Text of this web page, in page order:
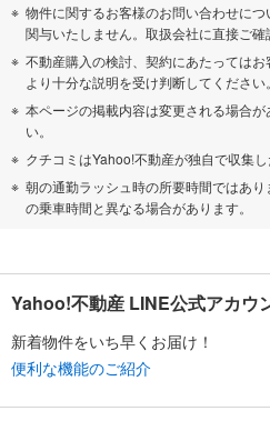
物件に関するお客様のお問い合わせに
関与いたしません。取扱会社に直接ご確
不動産購入の検討、契約にあたっては
より十分な説明を受け判断してください。
本ページの掲載内容は変更される場合
い。
クチコミはYahoo!不動産が独自で収集し
朝の通勤ラッシュ時の所要時間ではあ
の乗車時間と異なる場合があります。
Yahoo!不動産 LINE公式アカウ
新着物件をいち早くお届け！
便利な機能のご紹介